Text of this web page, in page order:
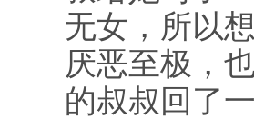
无女，所以
厌恶至极，
的叔叔回了